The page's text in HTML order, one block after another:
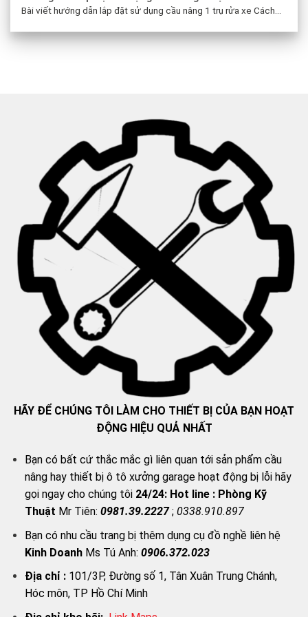
Bài viết hướng dẫn lắp đặt sử dụng cầu nâng 1 trụ rửa xe Cách...
HÃY ĐỂ CHÚNG TÔI LÀM CHO THIẾT BỊ CỦA BẠN HOẠT
ĐỘNG HIỆU QUẢ NHẤT
Bạn có bất cứ thắc mắc gì liên quan tới sản phẩm cầu
nâng hay thiết bị ô tô xưởng garage hoạt động bị lỗi hãy
gọi ngay cho chúng tôi 24/24: Hot line : Phòng Kỹ
Thuật Mr Tiên: 0981.39.2227; 0338.910.897
Bạn có nhu cầu trang bị thêm dụng cụ đồ nghề liên hệ
Kinh DoanhMs Tú Anh: 0906.372.023
Địa chỉ :101/3P, Đường số 1, Tân Xuân Trung Chánh,
Hóc môn, TP Hồ Chí Minh